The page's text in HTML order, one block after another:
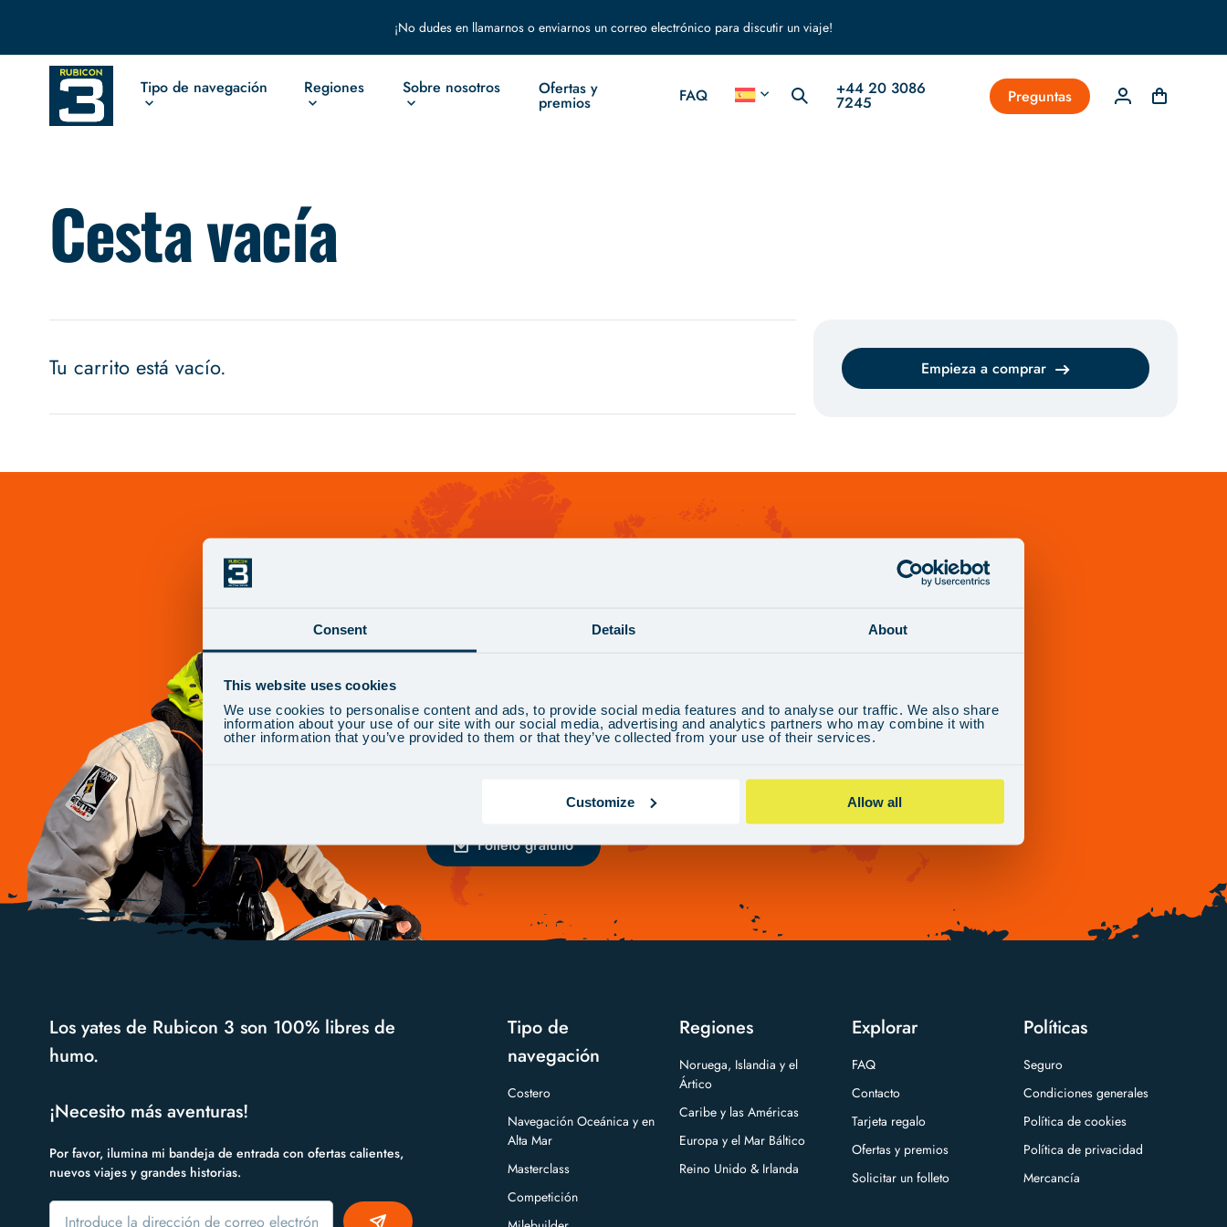
Consent Details About
This website uses cookies
We use cookies to personalise content and ads, to provide social media features and to analyse our traffic. We also share
information about your use of our site with our social media, advertising and analytics partners who may combine it with
other information that you’ve provided to them or that they’ve collected from your use of their services.
Customize Allow all
¡No dudes en llamarnos o enviarnos un correo electrónico para discutir un viaje!
Tipo de navegación Regiones Sobre nosotros Ofertas y
premios FAQ +44 20 3086
7245 Preguntas
Cesta vacía
Tu carrito está vacío. Empieza a comprar
Navega hacia la
aventura de tu vida
Folleto gratuito
Los yates de Rubicon 3 son 100% libres de
humo.
¡Necesito más aventuras!
Por favor, ilumina mi bandeja de entrada con ofertas calientes,
nuevos viajes y grandes historias.
Alternative:
Tipo de
navegación
Costero
Navegación Oceánica y en
Alta Mar
Masterclass
Competición
Regiones
Noruega, Islandia y el
Ártico
Caribe y las Américas
Europa y el Mar Báltico
Reino Unido & Irlanda
Explorar
FAQ
Contacto
Tarjeta regalo
Ofertas y premios
Solicitar un folleto
Políticas
Seguro
Condiciones generales
Política de cookies
Política de privacidad
Mercancía